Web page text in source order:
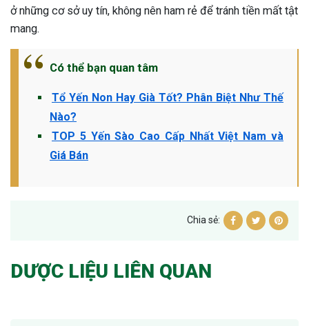
ở những cơ sở uy tín, không nên ham rẻ để tránh tiền mất tật
mang.
Có thể bạn quan tâm
Tổ Yến Non Hay Già Tốt? Phân Biệt Như Thế
Nào?
TOP 5 Yến Sào Cao Cấp Nhất Việt Nam và
Giá Bán
Chia sẻ:
DƯỢC LIỆU LIÊN QUAN